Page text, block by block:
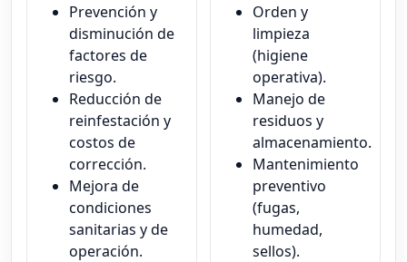
Prevención y
disminución de
factores de
riesgo.
Reducción de
reinfestación y
costos de
corrección.
Mejora de
condiciones
sanitarias y de
operación.
Orden y
limpieza
(higiene
operativa).
Manejo de
residuos y
almacenamiento.
Mantenimiento
preventivo
(fugas,
humedad,
sellos).